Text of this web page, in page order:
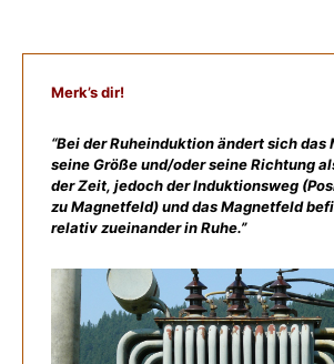
Merk’s dir!
“Bei der Ruheinduktion ändert sich das
seine Größe und/oder seine Richtung
der Zeit, jedoch der Induktionsweg
zu Magnetfeld) und das Magnetfeld
relativ zueinander in Ruhe.”